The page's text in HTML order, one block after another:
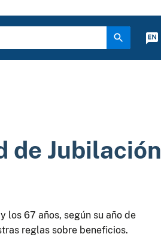
de Jubilación
los 67 años, según su año de
reglas sobre beneficios.